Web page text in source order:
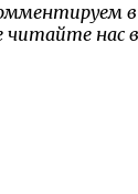
читайте нас